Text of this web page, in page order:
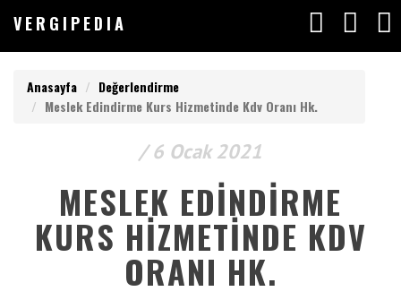
VERGIPEDIA
Anasayfa
Değerlendirme
Meslek Edindirme Kurs Hizmetinde Kdv Oranı Hk.
/ 6 Ocak 2021
MESLEK EDINDIRME
KURS HIZMETINDE KDV
ORANI HK.
VERGIPEDIA
Anasayfa
Yazılar
Makaleler
ERGIPEDIA
ARAMAK